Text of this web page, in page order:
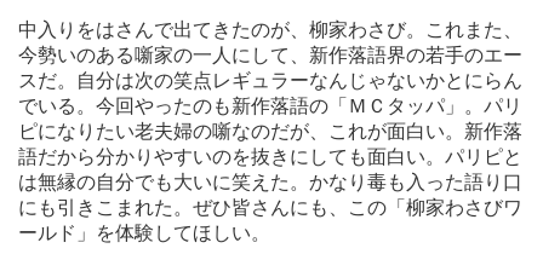
中入りをはさんで出てきたのが、柳家わさび。これまた、
今勢いのある噺家の一人にして、新作落語界の若手のエー
スだ。自分は次の笑点レギュラーなんじゃないかとにらん
でいる。今回やったのも新作落語の「ＭＣタッパ」。パリ
ピになりたい老夫婦の噺なのだが、これが面白い。新作落
語だから分かりやすいのを抜きにしても面白い。パリピと
は無縁の自分でも大いに笑えた。かなり毒も入った語り口
にも引きこまれた。ぜひ皆さんにも、この「柳家わさびワ
ールド」を体験してほしい。